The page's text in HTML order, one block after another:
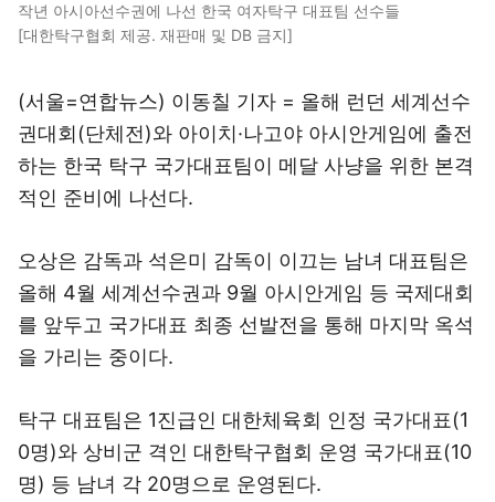
작년 아시아선수권에 나선 한국 여자탁구 대표팀 선수들
[대한탁구협회 제공. 재판매 및 DB 금지]
(서울=연합뉴스) 이동칠 기자 = 올해 런던 세계선수
권대회(단체전)와 아이치·나고야 아시안게임에 출전
하는 한국 탁구 국가대표팀이 메달 사냥을 위한 본격
적인 준비에 나선다.
오상은 감독과 석은미 감독이 이끄는 남녀 대표팀은
올해 4월 세계선수권과 9월 아시안게임 등 국제대회
를 앞두고 국가대표 최종 선발전을 통해 마지막 옥석
을 가리는 중이다.
탁구 대표팀은 1진급인 대한체육회 인정 국가대표(1
0명)와 상비군 격인 대한탁구협회 운영 국가대표(10
명) 등 남녀 각 20명으로 운영된다.